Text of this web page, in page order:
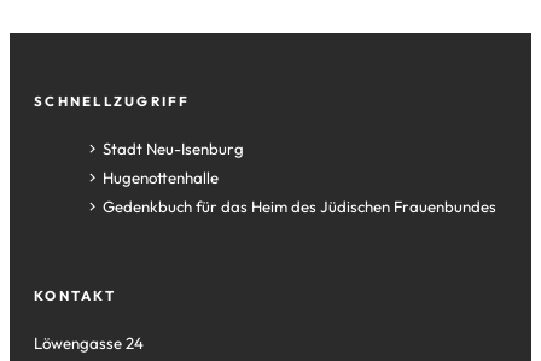
Fußzeile
SCHNELLZUGRIFF
Stadt Neu-Isenburg
(Öffnet
in
einem
Hugenottenhalle
(Öffnet
in
Tab)
Gedenkbuch für das Heim des Jüdischen Frauenbundes
(Öffnet
neuen
KONTAKT
Löwengasse 24